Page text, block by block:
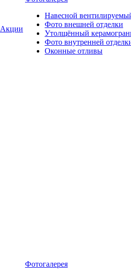
Акции
Навесной
Фото внешней отделки
Утолщённый
Фото внутренней
Оконные отливы
Фотогалерея